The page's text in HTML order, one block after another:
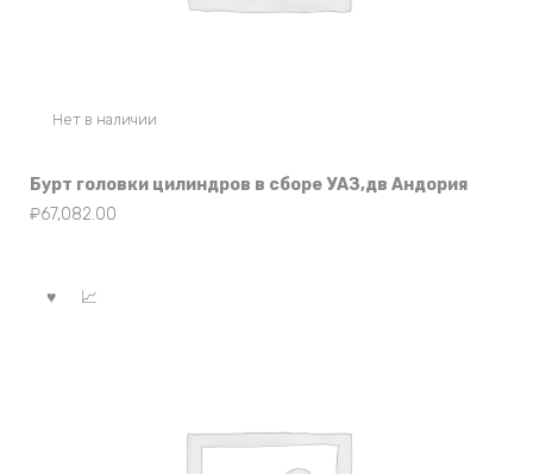
Нет в наличии
Бурт головки цилиндров в сборе УАЗ,дв Андория
₽67,082.00